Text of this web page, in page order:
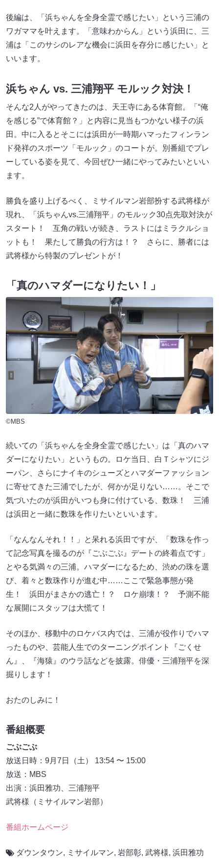
後編は、「浜ちゃんを全身全霊で感じたい」という三浦の
ワガママを叶えます。「意味わからん」という浜田に、三
浦は「このサシのレアな機会に浜田を存分に感じたい」と
いいます。
浜ちゃん vs. 三浦翔平 モルック対決！
そんな2人がやってきたのは、天王寺にある体育館。「“俺
を感じる”で体育館？」と内容に見当もつかない様子の浜
田。中に入るとそこには浜田が一時期ハマったフィンラン
ド発祥のスポーツ「モルック」のコートが。別番組でプレ
ーしている姿を見て、今回ぜひ一緒にやってみたいといい
ます。
勝負を盛り上げるべく、ミサイルマン岩部扮する武将様が
現れ、「浜ちゃんvs.三浦翔平」のモルック30点先取対決が
スタート！ 互角の戦いが続き、ラストにはミラクルショ
ットも！ 果たして勝負の行方は！？ さらに、勝者には
武将様から特製のプレゼントが！
「真のハマダーになりたい！」
©MBS
続いての「浜ちゃんを全身全霊で感じたい」は「真のハマ
ダーになりたい」というもの。ロケ当日、白Ｔシャツにジ
ーパン、さらにナイキのシューズとハマダーファッション
に寄せてきた三浦でしたが、何かが足りない……。そこで
気づいたのが浜田がいつも身に付けている、数珠！ 三浦
は浜田と一緒に数珠を作りたいといいます。
「なんなんそれ！！」と呆れる浜田ですが、「数珠を作っ
て記念写真を撮るのが『ごぶごぶ』デートの終着点です」
とやる気満々の三浦。ハマダーになるため、渋めの珠を選
び、着々と数珠作りが進む中……ここで緊急事態が発
生！ 浜田がまさかの逃亡！？ ロケ崩壊！？ 予測不能
な展開にスタッフは大慌て！
そのほか、移動中のロケバス内では、三浦が役作りでハマ
ったものや、芸能人生でのターニングポイント『ごくせ
ん』、『海猿』のウラ話などを披露。俳優・三浦翔平を深
掘りします！
おたのしみに！
番組概要
ごぶごぶ
放送日時：9月7日（土） 13:54 〜 15:00
放送：MBS
出演：浜田雅功、三浦翔平
武将様（ミサイルマン岩部）
番組ホームページ
ダウンタウン, ミサイルマン, 岩部彰, 武将様, 浜田雅功